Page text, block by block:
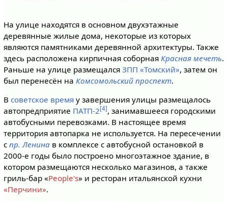
На улице находятся в основном двухэтажные
деревянные жилые дома, некоторые из которых
являются памятниками деревянной архитектуры. Также
здесь расположена кирпичная соборная Красная мечеть.
Раньше на улице размещался ЗПП «Томский», затем он
был перенесён на Комсомольский проспект.
В советское времяу завершения улицы размещалось
автопредприятие ПАТП-2[4], занимавшееся городскими
автобусными перевозками. В настоящее время
территория автопарка не используется. На пересечении
с пр. Ленинав комплексе с автобусной остановкой в
2000-е годы было построено многоэтажное здание, в
котором размещаются несколько магазинов, а также
гриль-бар «People's» и ресторан итальянской кухни
«Перчини».